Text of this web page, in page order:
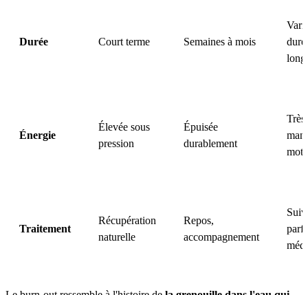
Durée Court terme Semaines à mois
Énergie
Élevée sous
pression
Épuisée
durablement
Traitement
Récupération
naturelle
Repos,
accompagnement